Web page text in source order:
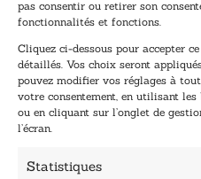
pas consentir ou retirer son
fonctionnalités et fonctions.
Cliquez ci-dessous pour accepter
détaillés. Vos choix seront
pouvez modifier vos réglages à
votre consentement, en utilisant
ou en cliquant sur l’onglet de
l’écran.
Statistiques
E
m
a
i
l
*
TENEZ-MOI